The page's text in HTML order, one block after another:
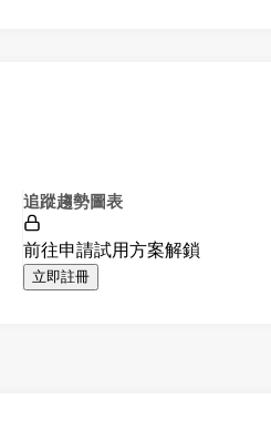
追蹤趨勢圖表
前往申請試用方案解鎖
立即註冊